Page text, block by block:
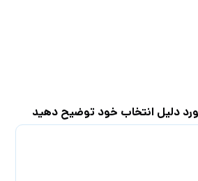
دلیل انتخاب خود توضیح دهید